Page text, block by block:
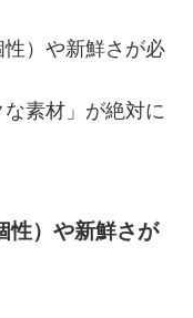
）や新鮮さが必
な素材」が絶対に
性）や新鮮さが